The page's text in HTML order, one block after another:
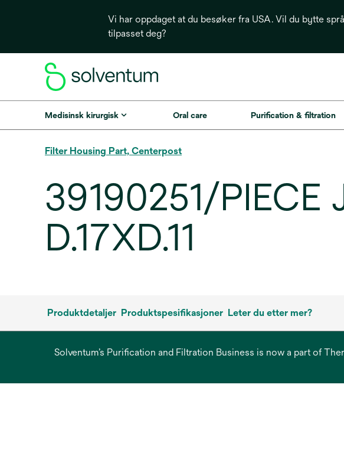
Vi har oppdaget at du besøker fra USA. Vil du bytte
tilpasset deg?
Medisinsk kirurgisk Oral care Purification & filtration
Filter Housing Part, Centerpost
39190251/PIECE
D.17XD.11
Produktdetaljer Produktspesifikasjoner Leter du etter mer?
Solventum’s Purification and Filtration Business is now a part of